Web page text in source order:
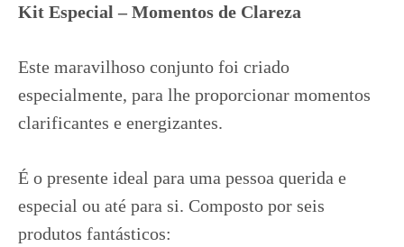
Kit Especial – Momentos de Clareza
Este maravilhoso conjunto foi criado
especialmente, para lhe proporcionar momentos
clarificantes e energizantes.
É o presente ideal para uma pessoa querida e
especial ou até para si. Composto por seis
produtos fantásticos: